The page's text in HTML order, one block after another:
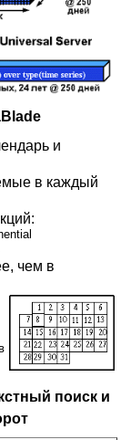
и
в каждый
чем в
поиск и